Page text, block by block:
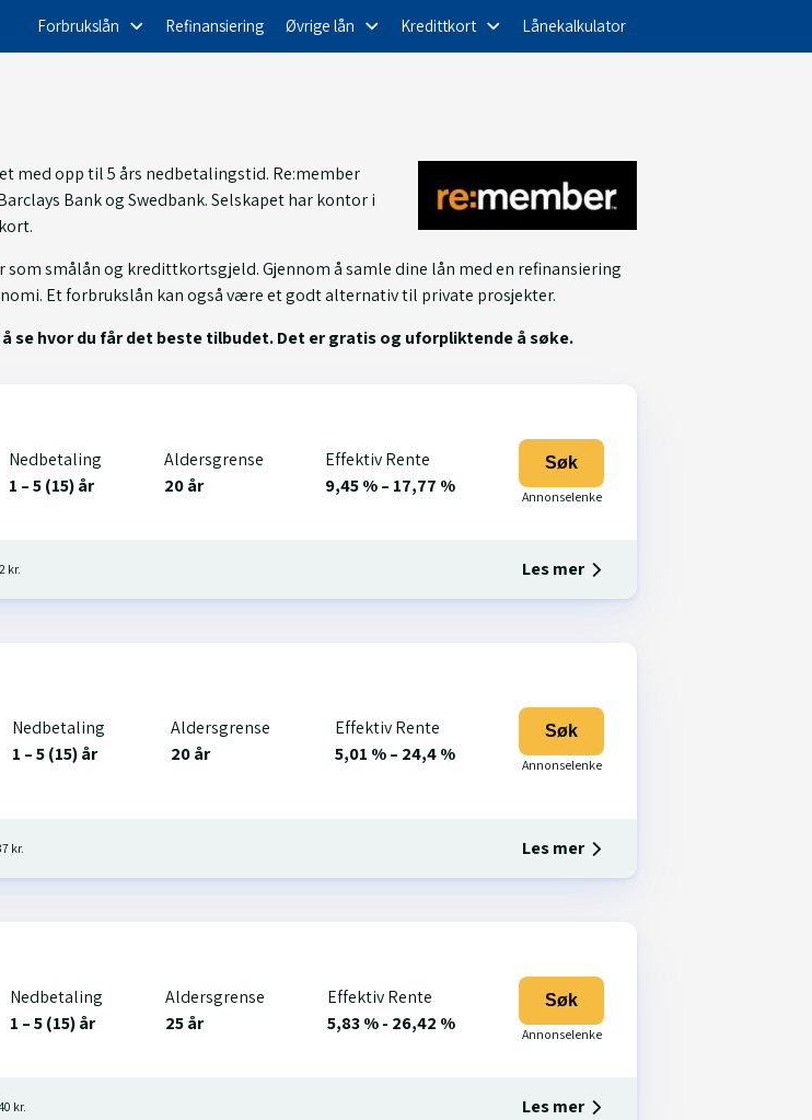
Forbrukslån Refinansiering Øvrige lån Kredittkort Lånekalkulator
med opp til 5 års nedbetalingstid. Re:member
Bank og Swedbank. Selskapet har kontor i
smålån og kredittkortsgjeld. Gjennom å samle dine lån med en refinansiering
Et forbrukslån kan også være et godt alternativ til private prosjekter.
se hvor du får det beste tilbudet. Det er gratis og uforpliktende å søke.
Nedbetaling
1 – 5 (15) år
Aldersgrense
20 år
Effektiv Rente
9,45 % – 17,77 %
Søk
kr. Les mer
Nedbetaling
1 – 5 (15) år
Aldersgrense
20 år
Effektiv Rente
5,01 % – 24,4 %
Søk
kr. Les mer
Nedbetaling
1 – 5 (15) år
Aldersgrense
25 år
Effektiv Rente
5,83 % - 26,42 %
Søk
kr. Les mer